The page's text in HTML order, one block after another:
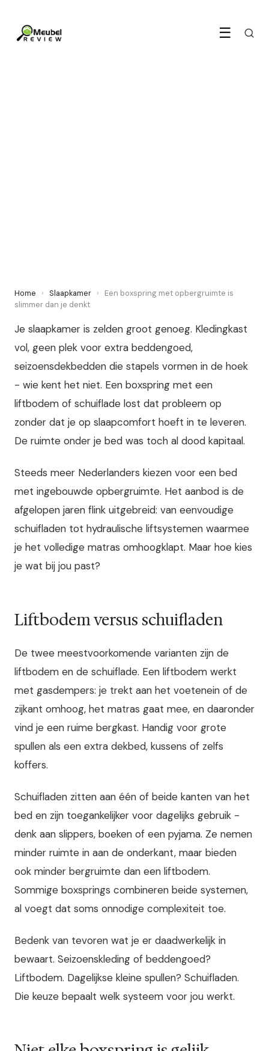
☰
Home › Slaapkamer ›
Een boxspring met opbergruimte is
slimmer dan je denkt
Je slaapkamer is zelden groot genoeg. Kledingkast
vol, geen plek voor extra beddengoed,
seizoensdekbedden die stapels vormen in de hoek
- wie kent het niet. Een boxspring met een
liftbodem of schuiflade lost dat probleem op
zonder dat je op slaapcomfort hoeft in te leveren.
De ruimte onder je bed was toch al dood kapitaal.
Steeds meer Nederlanders kiezen voor een bed
met ingebouwde opbergruimte. Het aanbod is de
afgelopen jaren flink uitgebreid: van eenvoudige
schuifladen tot hydraulische liftsystemen waarmee
je het volledige matras omhoogklapt. Maar hoe kies
je wat bij jou past?
Liftbodem versus schuifladen
De twee meestvoorkomende varianten zijn de
liftbodem en de schuiflade. Een liftbodem werkt
met gasdempers: je trekt aan het voetenein of de
zijkant omhoog, het matras gaat mee, en daaronder
vind je een ruime bergkast. Handig voor grote
spullen als een extra dekbed, kussens of zelfs
koffers.
Schuifladen zitten aan één of beide kanten van het
bed en zijn toegankelijker voor dagelijks gebruik -
denk aan slippers, boeken of een pyjama. Ze nemen
minder ruimte in aan de onderkant, maar bieden
ook minder bergruimte dan een liftbodem.
Sommige boxsprings combineren beide systemen,
al voegt dat soms onnodige complexiteit toe.
Bedenk van tevoren wat je er daadwerkelijk in
bewaart. Seizoenskleding of beddengoed?
Liftbodem. Dagelijkse kleine spullen? Schuifladen.
Die keuze bepaalt welk systeem voor jou werkt.